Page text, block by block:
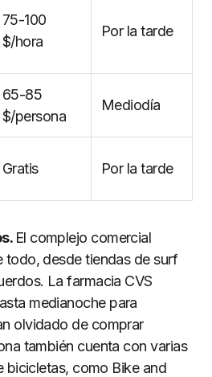
75-100
$/hora
Por la tarde
65-85
$/persona
Mediodía
Gratis Por la tarde
El complejo comercial
todo, desde tiendas de surf
La farmacia CVS
medianoche para
olvidado de comprar
también cuenta con varias
bicicletas, como Bike and